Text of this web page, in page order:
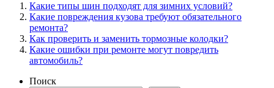
Какие типы шин подходят для зимних условий?
Какие повреждения кузова требуют обязательного
ремонта?
Как проверить и заменить тормозные колодки?
Какие ошибки при ремонте могут повредить
автомобиль?
Поиск